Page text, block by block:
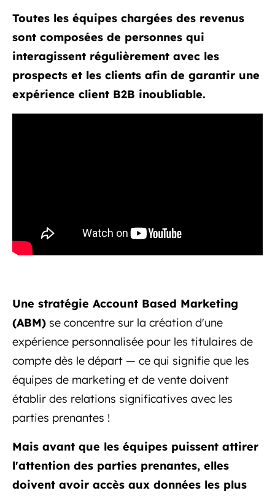
Toutes les équipes chargées des revenus
sont composées de personnes qui
interagissent régulièrement avec les
prospects et les clients afin de garantir une
expérience client B2B inoubliable.
Une stratégie Account Based Marketing
(ABM) se concentre sur la création d'une
expérience personnalisée pour les titulaires de
compte dès le départ — ce qui signifie que les
équipes de marketing et de vente doivent
établir des relations significatives avec les
parties prenantes !
Mais avant que les équipes puissent attirer
l'attention des parties prenantes, elles
doivent avoir accès aux données les plus